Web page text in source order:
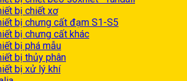
bị chiết xơ
bị chưng cất đạm S1-S5
bị chưng cất khác
bị phá mẫu
bị thủy phân
bị xử lý khí